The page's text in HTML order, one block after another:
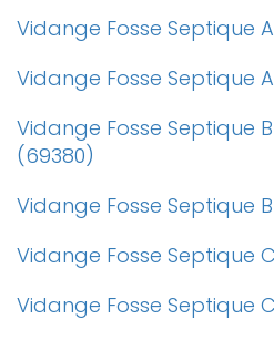
Vidange Fosse Septique
Vidange Fosse Septique
Vidange Fosse Septique
(69380)
Vidange Fosse Septique
Vidange Fosse Septique
Vidange Fosse Septique